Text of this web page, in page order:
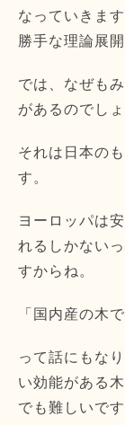
なっていきま
勝手な理論展
では、なぜも
があるのでし
それは日本の
す。
ヨーロッパは
れるしかない
すからね。
「国内産の木
って話にもな
い効能がある
でも難しいです